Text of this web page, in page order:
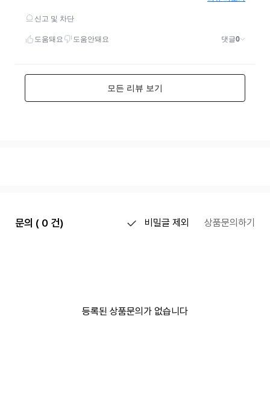
문의 ( 0 건) 비밀글 제외 상품문의하기
등록된 상품문의가 없습니다